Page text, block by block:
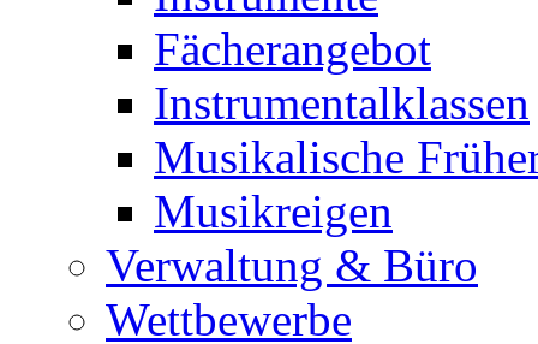
Fächerangebot
Instrumentalklassen
Musikalische
Musikreigen
Verwaltung & Büro
Wettbewerbe